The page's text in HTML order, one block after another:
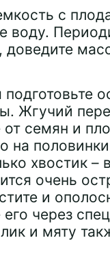
с
воду.
Жгучий
от семян и
на
хвостик –
очень
и
через
и мяту